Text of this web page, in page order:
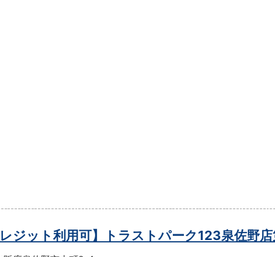
レジット利用可】トラストパーク123泉佐野